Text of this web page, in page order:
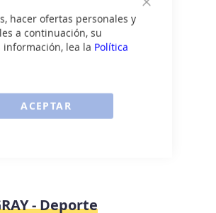
hacer ofertas personales y
a continuación, su
información, lea la Política
ACEPTAR
- Deporte